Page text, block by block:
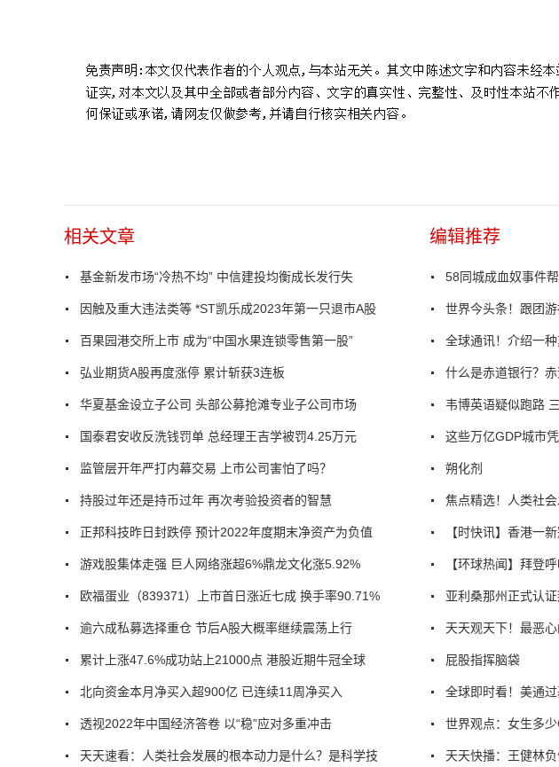
相关文章
基金新发市场“冷热不均” 中信建投均衡成长发行失
因触及重大违法类等 *ST凯乐成2023年第一只退市A股
百果园港交所上市 成为“中国水果连锁零售第一股”
弘业期货A股再度涨停 累计斩获3连板
华夏基金设立子公司 头部公募抢滩专业子公司市场
国泰君安收反洗钱罚单 总经理王吉学被罚4.25万元
监管层开年严打内幕交易 上市公司害怕了吗？
持股过年还是持币过年 再次考验投资者的智慧
正邦科技昨日封跌停 预计2022年度期末净资产为负值
游戏股集体走强 巨人网络涨超6%鼎龙文化涨5.92%
欧福蛋业（839371）上市首日涨近七成 换手率90.71%
逾六成私募选择重仓 节后A股大概率继续震荡上行
累计上涨47.6%成功站上21000点 港股近期牛冠全球
北向资金本月净买入超900亿 已连续11周净买入
透视2022年中国经济答卷 以“稳”应对多重冲击
天天速看：人类社会发展的根本动力是什么？是科学技
编辑推荐
58同城成血奴事件
世界今头条！跟团
全球通讯！介绍一
什么是赤道银行？赤
韦博英语疑似跑路
这些万亿GDP城市
朔化剂
焦点精选！人类社
【时快讯】香港一
【环球热闻】拜登
亚利桑那州正式认
天天观天下！最恶
屁股指挥脑袋
全球即时看！美通
世界观点：女生多
天天快播：王健林